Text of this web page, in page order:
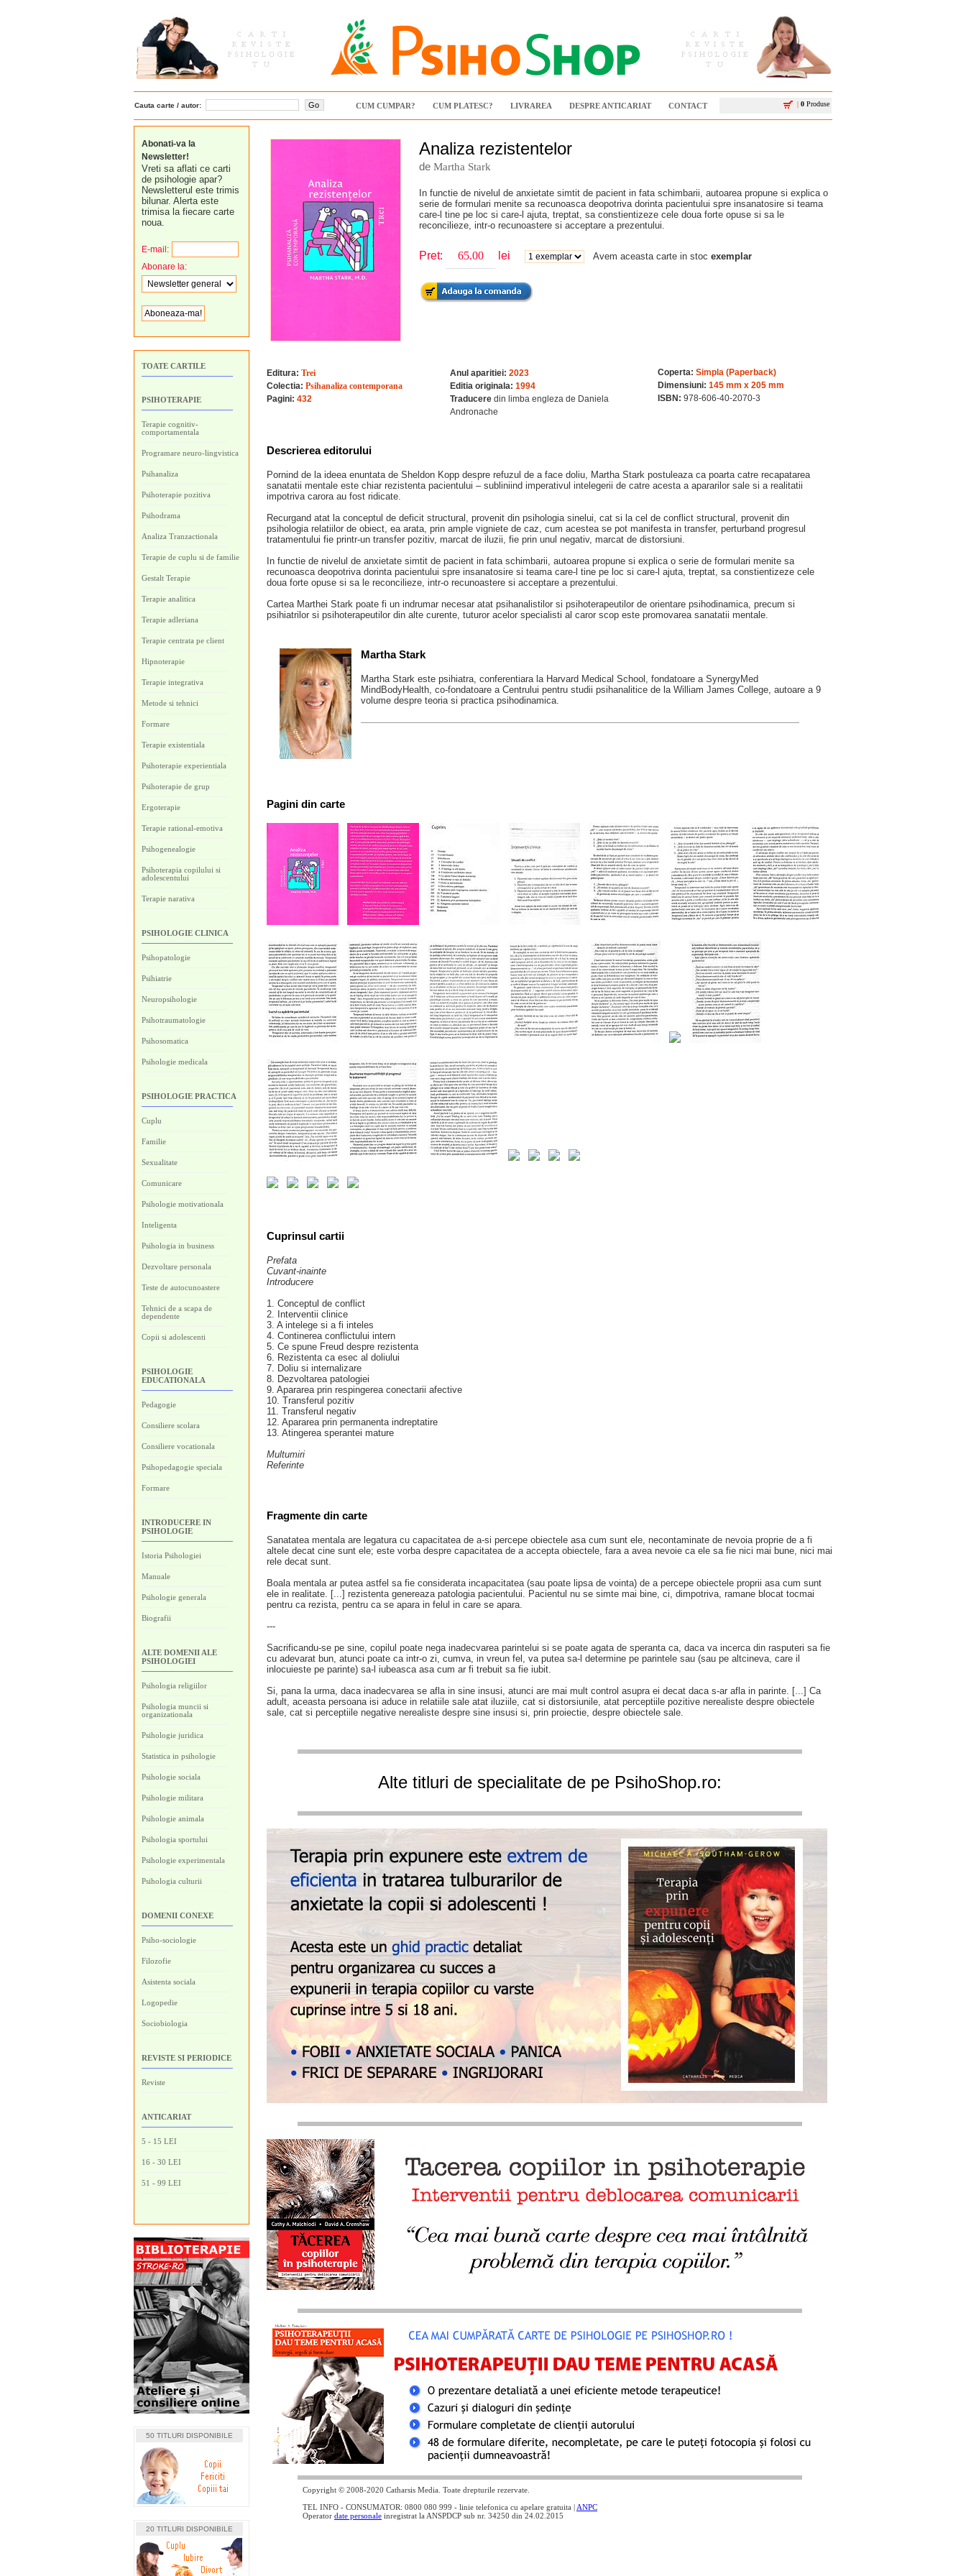
Cauta carte / autor: CUM CUMPAR? CUM PLATESC? LIVRAREA DESPRE ANTICARIAT CONTACT | 0 Produse
Abonati-va la
Newsletter!
Vreti sa aflati ce carti
de psihologie apar?
Newsletterul este trimis
bilunar. Alerta este
trimisa la fiecare carte
noua.
E-mail:
Abonare la:
TOATE CARTILE
PSIHOTERAPIE
Terapie cognitiv-
comportamentala
Programare neuro-lingvistica
Psihanaliza
Psihoterapie pozitiva
Psihodrama
Analiza Tranzactionala
Terapie de cuplu si de familie
Gestalt Terapie
Terapie analitica
Terapie adleriana
Terapie centrata pe client
Hipnoterapie
Terapie integrativa
Metode si tehnici
Formare
Terapie existentiala
Psihoterapie experientiala
Psihoterapie de grup
Ergoterapie
Terapie rational-emotiva
Psihogenealogie
Psihoterapia copilului si
adolescentului
Terapie narativa
PSIHOLOGIE CLINICA
Psihopatologie
Psihiatrie
Neuropsihologie
Psihotraumatologie
Psihosomatica
Psihologie medicala
PSIHOLOGIE PRACTICA
Cuplu
Familie
Sexualitate
Comunicare
Psihologie motivationala
Inteligenta
Psihologia in business
Dezvoltare personala
Teste de autocunoastere
Tehnici de a scapa de
dependente
Copii si adolescenti
PSIHOLOGIE
EDUCATIONALA
Pedagogie
Consiliere scolara
Consiliere vocationala
Psihopedagogie speciala
Formare
INTRODUCERE IN
PSIHOLOGIE
Istoria Psihologiei
Manuale
Psihologie generala
Biografii
ALTE DOMENII ALE
PSIHOLOGIEI
Psihologia religiilor
Psihologia muncii si
organizationala
Psihologie juridica
Statistica in psihologie
Psihologie sociala
Psihologie militara
Psihologie animala
Psihologia sportului
Psihologie experimentala
Psihologia culturii
DOMENII CONEXE
Psiho-sociologie
Filozofie
Asistenta sociala
Logopedie
Sociobiologia
REVISTE SI PERIODICE
Reviste
ANTICARIAT
5 - 15 LEI
16 - 30 LEI
51 - 99 LEI
50 TITLURI DISPONIBILE
20 TITLURI DISPONIBILE
Analiza rezistentelor
de Martha Stark
In functie de nivelul de anxietate simtit de pacient in fata schimbarii, autoarea propune si explica o
serie de formulari menite sa recunoasca deopotriva dorinta pacientului spre insanatosire si teama
care-l tine pe loc si care-l ajuta, treptat, sa constientizeze cele doua forte opuse si sa le
reconcilieze, intr-o recunoastere si acceptare a prezentului.
Pret: lei Avem aceasta carte in stoc exemplar
Editura: Trei
Colectia: Psihanaliza contemporana
Pagini: 432
Anul aparitiei: 2023
Editia originala: 1994
Traducere din limba engleza de Daniela
Andronache
Coperta: Simpla (Paperback)
Dimensiuni: 145 mm x 205 mm
ISBN: 978-606-40-2070-3
Descrierea editorului
Pornind de la ideea enuntata de Sheldon Kopp despre refuzul de a face doliu, Martha Stark postuleaza ca poarta catre recapatarea
sanatatii mentale este chiar rezistenta pacientului – subliniind imperativul intelegerii de catre acesta a apararilor sale si a realitatii
impotriva carora au fost ridicate.
Recurgand atat la conceptul de deficit structural, provenit din psihologia sinelui, cat si la cel de conflict structural, provenit din
psihologia relatiilor de obiect, ea arata, prin ample vigniete de caz, cum acestea se pot manifesta in transfer, perturband progresul
tratamentului fie printr-un transfer pozitiv, marcat de iluzii, fie prin unul negativ, marcat de distorsiuni.
In functie de nivelul de anxietate simtit de pacient in fata schimbarii, autoarea propune si explica o serie de formulari menite sa
recunoasca deopotriva dorinta pacientului spre insanatosire si teama care-l tine pe loc si care-l ajuta, treptat, sa constientizeze cele
doua forte opuse si sa le reconcilieze, intr-o recunoastere si acceptare a prezentului.
Cartea Marthei Stark poate fi un indrumar necesar atat psihanalistilor si psihoterapeutilor de orientare psihodinamica, precum si
psihiatrilor si psihoterapeutilor din alte curente, tuturor acelor specialisti al caror scop este promovarea sanatatii mentale.
Martha Stark
Martha Stark este psihiatra, conferentiara la Harvard Medical School, fondatoare a SynergyMed
MindBodyHealth, co-fondatoare a Centrului pentru studii psihanalitice de la William James College, autoare a 9
volume despre teoria si practica psihodinamica.
Pagini din carte
Cuprinsul cartii
Prefata
Cuvant‑inainte
Introducere
1. Conceptul de conflict
2. Interventii clinice
3. A intelege si a fi inteles
4. Continerea conflictului intern
5. Ce spune Freud despre rezistenta
6. Rezistenta ca esec al doliului
7. Doliu si internalizare
8. Dezvoltarea patologiei
9. Apararea prin respingerea conectarii afective
10. Transferul pozitiv
11. Transferul negativ
12. Apararea prin permanenta indreptatire
13. Atingerea sperantei mature
Multumiri
Referinte
Fragmente din carte
Sanatatea mentala are legatura cu capacitatea de a-si percepe obiectele asa cum sunt ele, necontaminate de nevoia proprie de a fi
altele decat cine sunt ele; este vorba despre capacitatea de a accepta obiectele, fara a avea nevoie ca ele sa fie nici mai bune, nici mai
rele decat sunt.
Boala mentala ar putea astfel sa fie considerata incapacitatea (sau poate lipsa de vointa) de a percepe obiectele proprii asa cum sunt
ele in realitate. [...] rezistenta genereaza patologia pacientului. Pacientul nu se simte mai bine, ci, dimpotriva, ramane blocat tocmai
pentru ca rezista, pentru ca se apara in felul in care se apara.
---
Sacrificandu-se pe sine, copilul poate nega inadecvarea parintelui si se poate agata de speranta ca, daca va incerca din rasputeri sa fie
cu adevarat bun, atunci poate ca intr-o zi, cumva, in vreun fel, va putea sa-l determine pe parintele sau (sau pe altcineva, care il
inlocuieste pe parinte) sa-l iubeasca asa cum ar fi trebuit sa fie iubit.
Si, pana la urma, daca inadecvarea se afla in sine insusi, atunci are mai mult control asupra ei decat daca s-ar afla in parinte. [...] Ca
adult, aceasta persoana isi aduce in relatiile sale atat iluziile, cat si distorsiunile, atat perceptiile pozitive nerealiste despre obiectele
sale, cat si perceptiile negative nerealiste despre sine insusi si, prin proiectie, despre obiectele sale.
Alte titluri de specialitate de pe PsihoShop.ro:
Copyright © 2008-2020 Catharsis Media. Toate drepturile rezervate.
TEL INFO - CONSUMATOR: 0800 080 999 - linie telefonica cu apelare gratuita | ANPC
Operator date personale inregistrat la ANSPDCP sub nr. 34250 din 24.02.2015